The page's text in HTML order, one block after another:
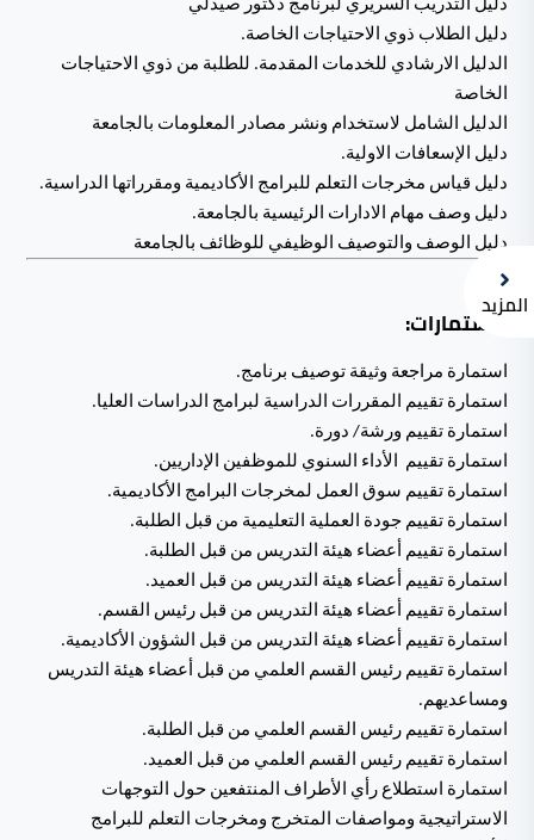
المزيد
دليل التدريب السريري لبرنامج دكتور صيدلي
دليل الطلاب ذوي ا لاحتياجات الخاصة.
الدليل الارشادي للخدمات المقدمة. للطلبة من ذوي الاحتياجات
الخاصة
الدليل الشامل لاستخدام ونشر مصادر المعلومات بالجامعة
دليل الإسعافات الاولية.
دليل قياس مخرجات التعلم للبرامج الأكاديمية ومقرراتها الدراسية.
دليل وصف مهام الادارات الرئيسية بالجامعة.
دليل الوصف والتوصيف الوظيفي للوظائف بالجامعة
الاستمارات:
استمارة مراجعة وثيقة توصيف برنامج.
استمارة تقييم المقررات الدراسية لبرامج الدراسات العليا.
استمارة تقييم ورشة/ دورة.
استمارة تقييم الأداء السنوي للموظفين الإداريين.
استمارة تقييم سوق العمل لمخرجات البرامج الأكاديمية.
استمارة تقييم جودة العملية التعليمية من قبل الطلبة.
استمارة تقييم أعضاء هيئة التدريس من قبل الطلبة.
استمارة تقييم أعضاء هيئة التدريس من قبل العميد.
استمارة تقييم أعضاء هيئة التدريس من قبل رئيس القسم.
استمارة تقييم أعضاء هيئة التدريس من قبل الشؤون الأكاديمية.
استمارة تقييم رئيس القسم العلمي من قبل أعضاء هيئة التدريس
ومساعديهم.
استمارة تقييم رئيس القسم العلمي من قبل الطلبة.
استمارة تقييم رئيس القسم العلمي من قبل العميد.
استمارة استطلاع رأي الأطراف المنتفعين حول التوجهات
الاستراتيجية ومواصفات المتخرج ومخرجات التعلم للبرامج